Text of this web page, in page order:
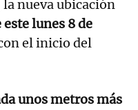
nueva ubicación
lunes 8 de
el inicio del
unos metros más